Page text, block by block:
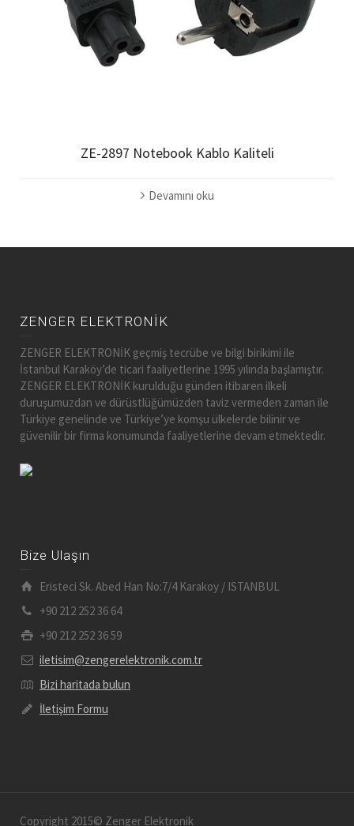
ZE-2897 Notebook Kablo Kaliteli
Devamını oku
ZENGER ELEKTRONİK
ZENGER ELEKTRONİK geçmiş tecrübe ve bilgi birikimi ile
İstanbul Karaköy’de ticari faaliyetlerine 1995 yılında başlamıştır.
ZENGER ELEKTRONİK kurulduğu günden itibaren ilkeli
duruşumuzdan ve dürüstlüğümüzden taviz vermeden zaman ile
Türkiye genelinde ve Türkiye’ye komşu ülkelerde bilinir ve
güvenilir bir firma konumunda faaliyetlerine devam etmektedir.
Bize Ulaşın
Eristeci Sk. Abed Han No:7/4 Karakoy / ISTANBUL
+90 212 252 36 64
+90 212 252 36 59
iletisim@zengerelektronik.com.tr
Bizi haritada bulun
İletişim Formu
Copyright 2015© Zenger Elektronik